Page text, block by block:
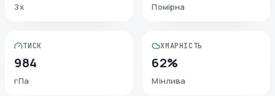
Зх Помірна
ТИСК
984
гПа
ХМАРНІСТЬ
62%
Мінлива